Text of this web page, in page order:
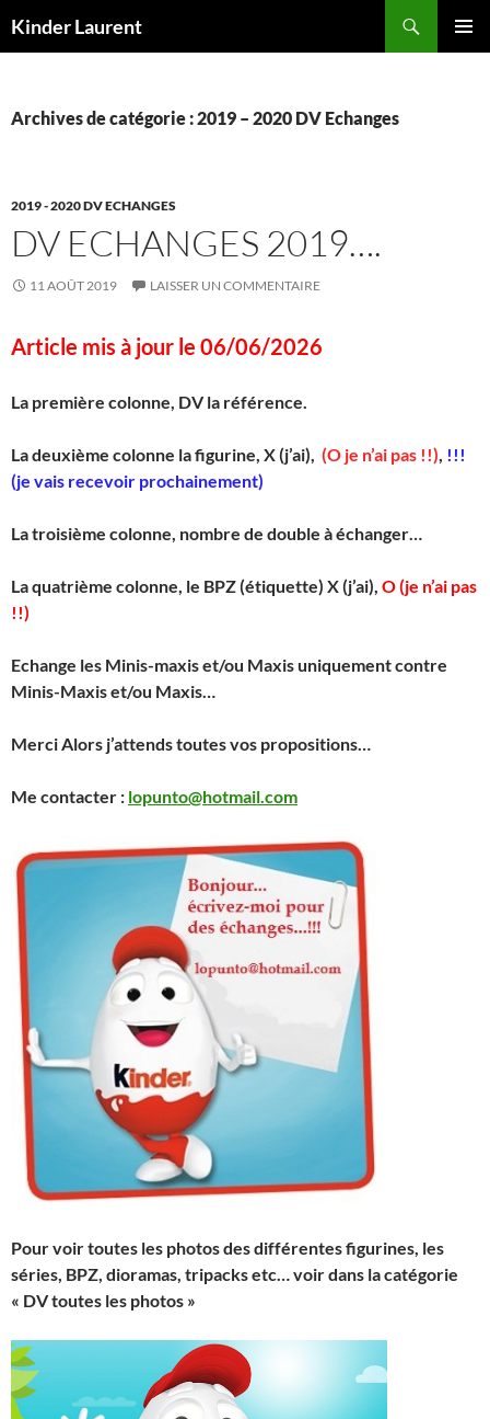
auKinder Laurent
Archives de catégorie : 2019 – 2020 DV Echanges
2019 - 2020 DV ECHANGES
DV ECHANGES 2019….
11 AOÛT 2019 LAISSER UN COMMENTAIRE
Article mis à jour le 06/06/2026
La première colonne, DV la référence.
La deuxième colonne la figurine, X (j’ai), (O je n’ai pas !!), !!!
(je vais recevoir prochainement)
La troisième colonne, nombre de double à échanger…
La quatrième colonne, le BPZ (étiquette) X (j’ai), O (je n’ai pas
!!)
Echange les Minis-maxis et/ou Maxis uniquement contre
Minis-Maxis et/ou Maxis…
MerciAlors j’attends toutes vos propositions…
Me contacter : lopunto@hotmail.com
Pour voir toutes les photos des différentes figurines, les
séries, BPZ, dioramas, tripacks etc… voir dans la catégorie
« DV toutes les photos »